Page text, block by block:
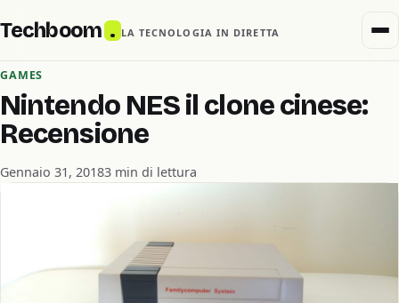
Techboom . LA TECNOLOGIA IN DIRETTA
GAMES
Nintendo NES il clone cinese:
Recensione
Gennaio 31, 20183 min di lettura